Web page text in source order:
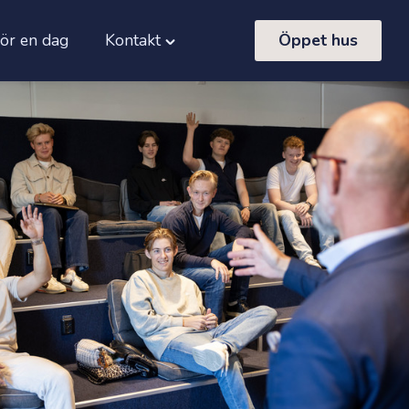
en dag Kontakt
Toggle
"Kontakt"
Öppet hus